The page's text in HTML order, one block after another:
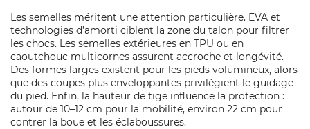
Les semelles méritent une attention particulière. EVA et
technologies d’amorti ciblent la zone du talon pour filtrer
les chocs. Les semelles extérieures en TPU ou en
caoutchouc multicornes assurent accroche et longévité.
Des formes larges existent pour les pieds volumineux, alors
que des coupes plus enveloppantes privilégient le guidage
du pied. Enfin, la hauteur de tige influence la protection :
autour de 10–12 cm pour la mobilité, environ 22 cm pour
contrer la boue et les éclaboussures.